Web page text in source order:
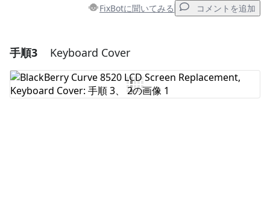
FixBotに聞いてみる コメントを追加
コメントを追加
コメントを追加
手順3 Keyboard Cover